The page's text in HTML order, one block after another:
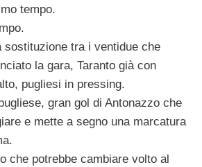
tempo.
sostituzione tra i ventidue che
la gara, Taranto già con
pugliesi in pressing.
gran gol di Antonazzo che
e mette a segno una marcatura
che potrebbe cambiare volto al